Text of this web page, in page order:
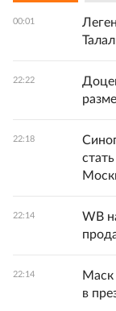
00:01
22:22
22:18
22:14
WB
22:14
Маск
в